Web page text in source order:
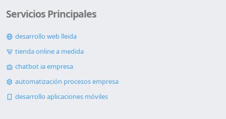
Servicios Principales
desarrollo web lleida
tienda online a medida
chatbot ia empresa
automatización procesos empresa
desarrollo aplicaciones móviles